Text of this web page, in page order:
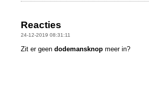
Reacties
24-12-2019 08:31:11
Zit er geen dodemansknop meer in?